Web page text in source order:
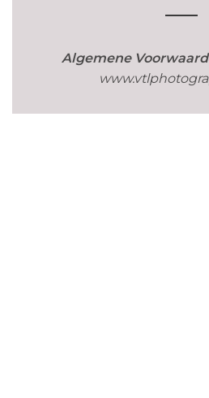
Algemene